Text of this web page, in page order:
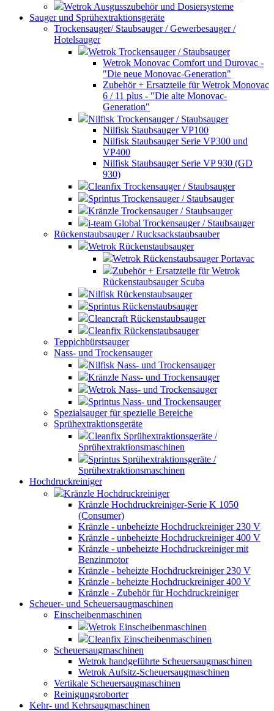
Wetrok Ausgusszubehör und Dosiersysteme
Sauger und Sprühextraktionsgeräte
Trockensauger/ Staubsauger / Gewerbesauger /
Hotelsauger
Wetrok Trockensauger / Staubsauger
Wetrok Monovac Comfort und Durovac -
"Die neue Monovac-Generation"
Zubehör + Ersatzteile für Wetrok Monovac
6 / 11 plus - "Die alte Monovac-
Generation"
Nilfisk Trockensauger / Staubsauger
Nilfisk Staubsauger VP100
Nilfisk Staubsauger Serie VP300 und
VP400
Nilfisk Staubsauger Serie VP 930 (GD
930)
Cleanfix Trockensauger / Staubsauger
Sprintus Trockensauger / Staubsauger
Kränzle Trockensauger / Staubsauger
i-team Global Trockensauger / Staubsauger
Rückenstaubsauger / Rucksackstaubsauber
Wetrok Rückenstaubsauger
Wetrok Rückenstaubsauger Portavac
Zubehör + Ersatzteile für Wetrok
Rückenstaubsauger Scuba
Nilfisk Rückenstaubsauger
Sprintus Rückenstaubsauger
Cleancraft Rückenstaubsauger
Cleanfix Rückenstaubsauger
Teppichbürstsauger
Nass- und Trockensauger
Nilfisk Nass- und Trockensauger
Kränzle Nass- und Trockensauger
Wetrok Nass- und Trockensauger
Sprintus Nass- und Trockensauger
Spezialsauger für spezielle Bereiche
Sprühextraktionsgeräte
Cleanfix Sprühextraktionsgeräte /
Sprühextraktionsmaschinen
Sprintus Sprühextraktionsgeräte /
Sprühextraktionsmaschinen
Hochdruckreiniger
Kränzle Hochdruckreiniger
Kränzle Hochdruckreiniger-Serie K 1050
(Consumer)
Kränzle - unbeheizte Hochdruckreiniger 230 V
Kränzle - unbeheizte Hochdruckreiniger 400 V
Kränzle - unbeheizte Hochdruckreiniger mit
Benzinmotor
Kränzle - beheizte Hochdruckreiniger 230 V
Kränzle - beheizte Hochdruckreiniger 400 V
Kränzle - Zubehör für Hochdruckreiniger
Scheuer- und Scheuersaugmaschinen
Einscheibenmaschinen
Wetrok Einscheibenmaschinen
Cleanfix Einscheibenmaschinen
Scheuersaugmaschinen
Wetrok handgeführte Scheuersaugmaschinen
Wetrok Aufsitz-Scheuersaugmaschinen
Vertikale Scheuersaugmaschinen
Reinigungsroborter
Kehr- und Kehrsaugmaschinen